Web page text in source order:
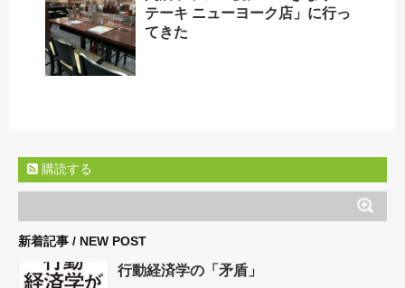
テーキ ニューヨーク店」に行っ
てきた
購読する
新着記事 / NEW POST
行動経済学の「矛盾」